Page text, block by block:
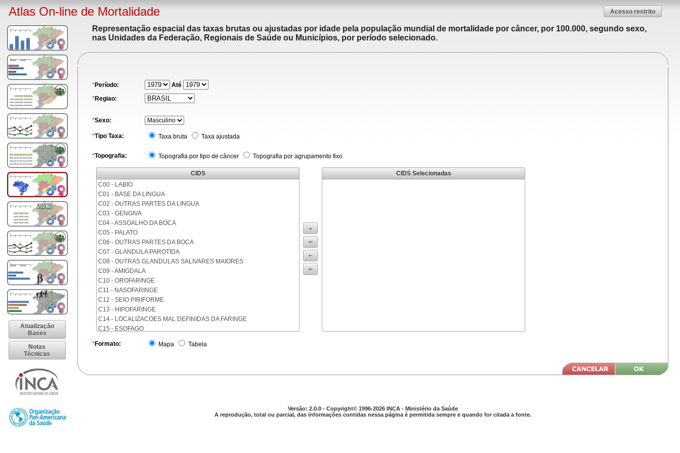
Atlas On-line de Mortalidade Acesso restrito
Atualização
Bases
Notas
Técnicas
Representação espacial das taxas brutas ou ajustadas por idade pela população mundial de mortalidade por câncer, por 100.000, segundo sexo,
nas Unidades da Federação, Regionais de Saúde ou Municípios, por período selecionado.
*Período:
Até
*Regiao:
*Sexo:
*Tipo Taxa: Taxa bruta Taxa ajustada
*Topografia: Topografia por tipo de câncer Topografia por agrupamento fixo
CIDS
C00 - LABIO
C01 - BASE DA LINGUA
C02 - OUTRAS PARTES DA LINGUA
C03 - GENGIVA
C04 - ASSOALHO DA BOCA
C05 - PALATO
C06 - OUTRAS PARTES DA BOCA
C07 - GLANDULA PAROTIDA
C08 - OUTRAS GLANDULAS SALIVARES MAIORES
C09 - AMIGDALA
C10 - OROFARINGE
C11 - NASOFARINGE
C12 - SEIO PIRIFORME
C13 - HIPOFARINGE
C14 - LOCALIZACOES MAL DEFINIDAS DA FARINGE
C15 - ESOFAGO
C17 - INTESTINO DELGADO
C20 - RETO
C24 - OUTRAS PARTES DAS VIAS BILIARES
CIDS Selecionadas
*Formato: Mapa Tabela
Versão: 2.0.0 - Copyright© 1996-2026 INCA - Ministério da Saúde
A reprodução, total ou parcial, das informações contidas nessa página é permitida sempre e quando for citada a fonte.